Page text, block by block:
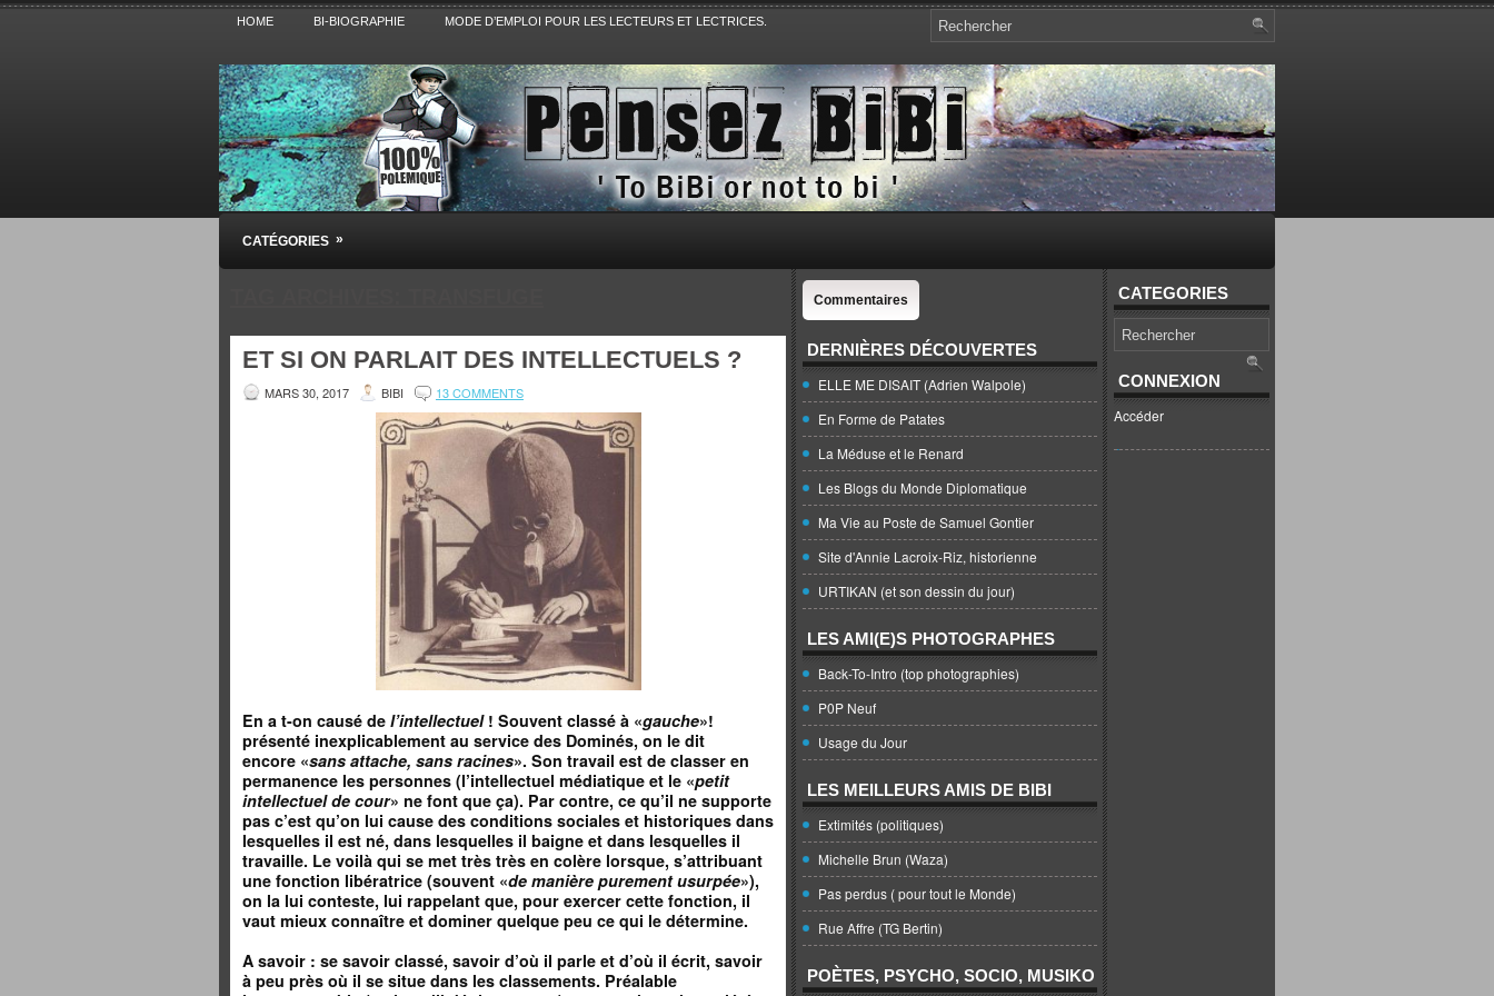
HOME BI-BIOGRAPHIE MODE D’EMPLOI POUR LES LECTEURS ET LECTRICES.
Pensez BiBi
Blog polémique sur l'Actualité, la Culture, la Politique, le Sport,. Avec Revue de presse et de blogs.
CATÉGORIES »
ET SI ON PARLAIT DES INTELLECTUELS ?
MARS 30, 2017 BIBI 13 COMMENTS
En a t-on causé de l’intellectuel! Souvent classé à «gauche»!
présenté inexplicablement au service des Dominés, on le dit
encore «sans attache, sans racines». Son travail est de classer en
permanence les personnes (l’intellectuel médiatique et le «petit
intellectuel de cour» ne font que ça). Par contre, ce qu’il ne supporte
pas c’est qu’on lui cause des conditions sociales et historiques dans
lesquelles il est né, dans lesquelles il baigne et dans lesquelles il
travaille. Le voilà qui se met très très en colère lorsque, s’attribuant
une fonction libératrice (souvent «de manière purement usurpée»),
on la lui conteste, lui rappelant que, pour exercer cette fonction, il
vaut mieux connaître et dominer quelque peu ce qui le détermine.
A savoir : se savoir classé, savoir d’où il parle et d’où il écrit, savoir
à peu près où il se situe dans les classements. Préalable
Commentaires
DERNIÈRES DÉCOUVERTES
ELLE ME DISAIT (Adrien Walpole)
En Forme de Patates
La Méduse et le Renard
Les Blogs du Monde Diplomatique
Ma Vie au Poste de Samuel Gontier
Site d'Annie Lacroix-Riz, historienne
URTIKAN (et son dessin du jour)
LES AMI(E)S PHOTOGRAPHES
Back-To-Intro (top photographies)
P0P Neuf
Usage du Jour
LES MEILLEURS AMIS DE BIBI
Extimités (politiques)
Michelle Brun (Waza)
Pas perdus ( pour tout le Monde)
Rue Affre (TG Bertin)
POÈTES, PSYCHO, SOCIO, MUSIKO
CATEGORIES
CONNEXION
Accéder